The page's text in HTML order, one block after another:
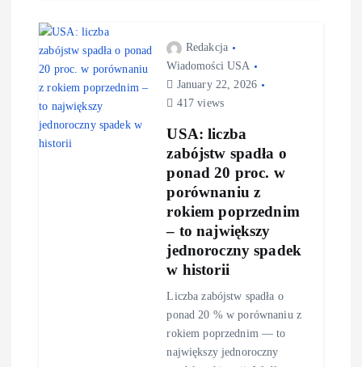
Redakcja
Wiadomości USA
January 22, 2026
417 views
USA: liczba
zabójstw spadła o
ponad 20 proc. w
porównaniu z
rokiem poprzednim
– to największy
jednoroczny spadek
w historii
Liczba zabójstw spadła o
ponad 20 % w porównaniu z
rokiem poprzednim — to
największy jednoroczny